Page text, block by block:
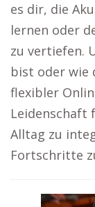
es dir, die
lernen oder
zu vertiefen.
bist oder wie
flexibler
Leidenschaft
Alltag zu
Fortschritte